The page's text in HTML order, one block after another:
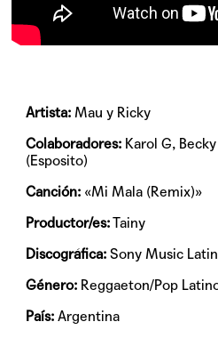
Artista: Mau y Ricky
Colaboradores: Karol G,
(Esposito)
Canción: «Mi Mala (Remix)»
Productor/es:Tainy
Discográfica: Sony Music Latin
Género: Reggaeton/Pop
País: Argentina